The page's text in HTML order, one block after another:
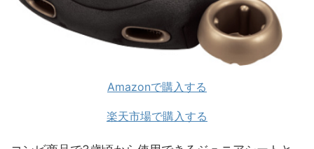
Amazonで購入する
楽天市場で購入する